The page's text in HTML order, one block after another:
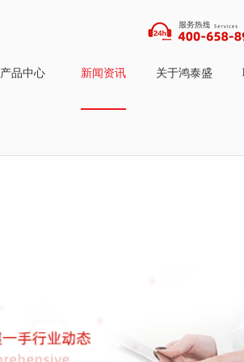
产品中心 新闻资讯 关于鸿泰盛